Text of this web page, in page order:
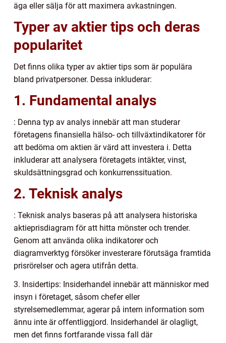
äga eller sälja för att maximera avkastningen.
Typer av aktier tips och deras
popularitet
Det finns olika typer av aktier tips som är populära
bland privatpersoner. Dessa inkluderar:
1. Fundamental analys
: Denna typ av analys innebär att man studerar
företagens finansiella hälso- och tillväxtindikatorer för
att bedöma om aktien är värd att investera i. Detta
inkluderar att analysera företagets intäkter, vinst,
skuldsättningsgrad och konkurrenssituation.
2. Teknisk analys
: Teknisk analys baseras på att analysera historiska
aktieprisdiagram för att hitta mönster och trender.
Genom att använda olika indikatorer och
diagramverktyg försöker investerare förutsäga framtida
prisrörelser och agera utifrån detta.
3. Insidertips: Insiderhandel innebär att människor med
insyn i företaget, såsom chefer eller
styrelsemedlemmar, agerar på intern information som
ännu inte är offentliggjord. Insiderhandel är olagligt,
men det finns fortfarande vissa fall där